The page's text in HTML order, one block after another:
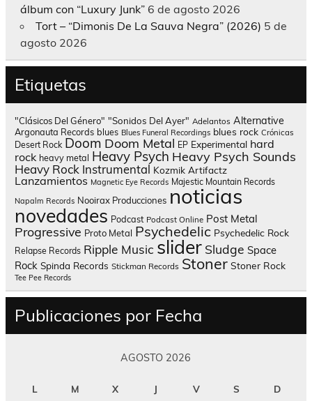
álbum con “Luxury Junk” 6 de agosto 2026
Tort – “Dimonis De La Sauva Negra” (2026) 5 de
agosto 2026
Etiquetas
"Clásicos Del Género" "Sonidos Del Ayer" Adelantos Alternative
Argonauta Records blues Blues Funeral Recordings blues rock Crónicas
Desert Rock Doom Doom Metal EP Experimental hard
rock heavy metal Heavy Psych Heavy Psych Sounds
Heavy Rock Instrumental Kozmik Artifactz
Lanzamientos Magnetic Eye Records Majestic Mountain Records
Napalm Records Nooirax Producciones noticias
novedades Podcast Podcast Online Post Metal
Progressive Proto Metal Psychedelic Psychedelic Rock
Relapse Records Ripple Music slider Sludge Space
Rock Spinda Records Stickman Records Stoner Stoner Rock
Tee Pee Records
Publicaciones por Fecha
AGOSTO 2026
L M X J V S D